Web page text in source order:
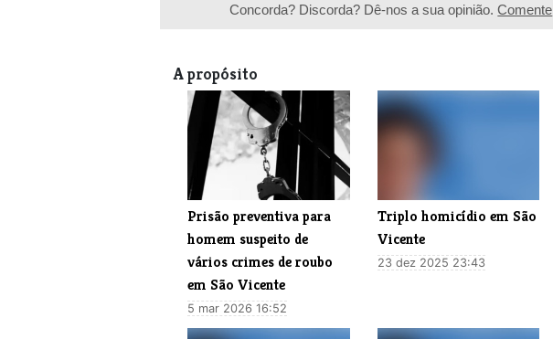
Concorda? Discorda? Dê-nos a sua opinião.Comente
A propósito
Prisão preventiva para
homem suspeito de
vários crimes de roubo
em São Vicente
5 mar 2026 16:52
Triplo homicídio em São
Vicente
23 dez 2025 23:43